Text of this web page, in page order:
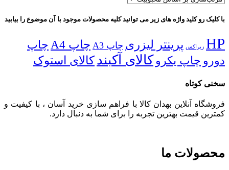
با کلیک رو کلید واژه های زیر می توانید کلیه محصولات موجود با آن موضوع را بیابید
HP زیراکس پرینتر لیزری چاپ A3 چاپ A4
چاپ
دورو چاپ یکرو کالای آکبند کالای استوک
سخنی کوتاه
فروشگاه آنلاین بهدان کالا با فراهم سازی خرید آسان ، با کیفیت و
کمترین قیمت بهترین تجربه را برای شما به دنبال دارد.
محصولات ما